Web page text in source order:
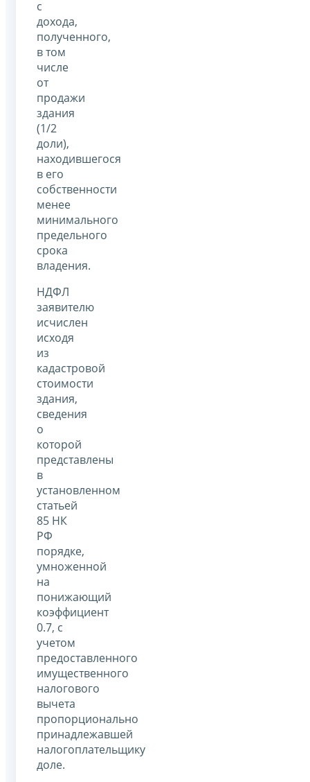
с
дохода,
полученного,
в том
числе
от
продажи
здания
(1/2
доли),
находившегося
в его
собственности
менее
минимального
предельного
срока
владения.
НДФЛ
заявителю
исчислен
исходя
из
кадастровой
стоимости
здания,
сведения
о
которой
представлены
в
установленном
статьей
85 НК
РФ
порядке,
умноженной
на
понижающий
коэффициент
0.7, с
учетом
предоставленного
имущественного
налогового
вычета
пропорционально
принадлежавшей
налогоплательщику
доле.